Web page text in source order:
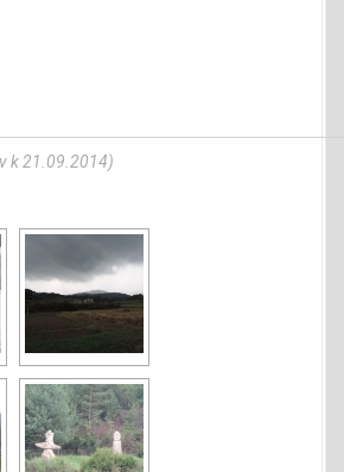
k 21.09.2014)